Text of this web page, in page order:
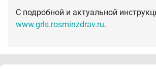
С подробной и актуальной
www.grls.rosminzdrav.ru.